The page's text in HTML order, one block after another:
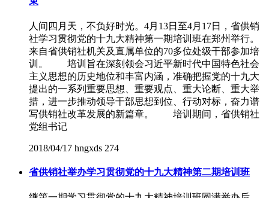
人间四月天，不负好时光。4月13日至4月17日，省供销
社学习贯彻党的十九大精神第一期培训班在郑州举行。
来自省供销社机关及直属单位的70多位处级干部参加培
训。 培训旨在深刻领会习近平新时代中国特色社会
主义思想的历史地位和丰富内涵，准确把握党的十九大
提出的一系列重要思想、重要观点、重大论断、重大举
措，进一步推动领导干部思想到位、行动对标，奋力谱
写供销社改革发展的新篇章。 培训期间，省供销社
党组书记
2018/04/17 hngxds 274
省供销社举办学习贯彻党的十九大精神第二期培训班